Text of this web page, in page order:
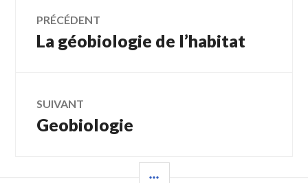
Navigation
de
PRÉCÉDENT
Article
précédent :
La géobiologie de l’habitat
SUIVANT
Article
Geobiologie